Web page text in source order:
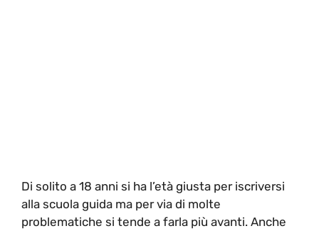
Di solito a 18 anni si ha l’età giusta per iscriversi
alla scuola guida ma per via di molte
problematiche si tende a farla più avanti. Anche